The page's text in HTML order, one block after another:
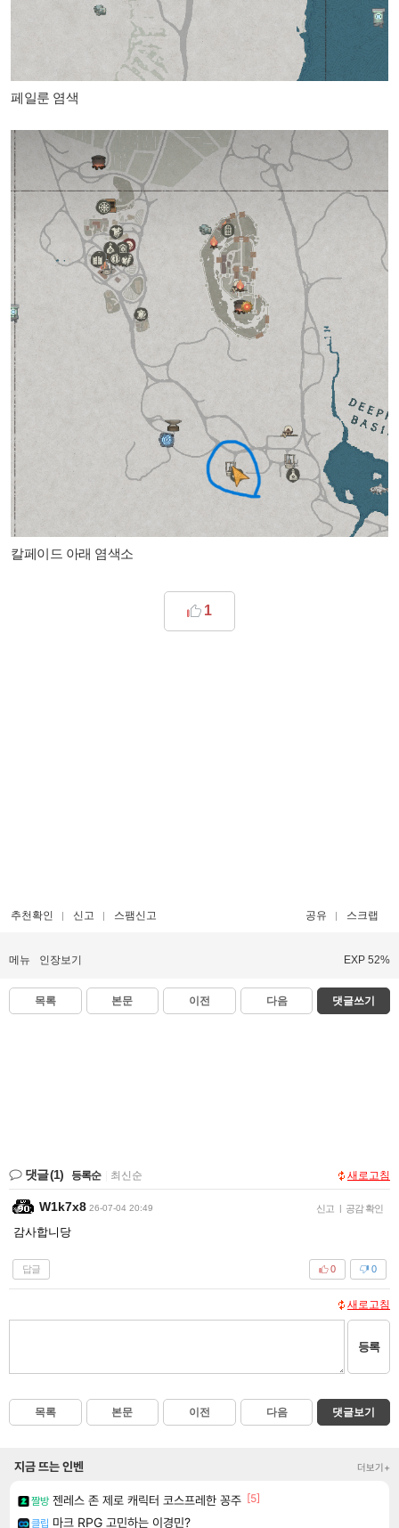
페일룬 염색
칼페이드 아래 염색소
1
추천확인 신고 스팸신고 공유 스크랩
메뉴 인장보기 EXP 52%
목록 본문 이전 다음 댓글쓰기
댓글(1) 등록순 최신순 새로고침
W1k7x8 26-07-04 20:49 신고 | 공감 확인
감사합니당
답글 0
0
새로고침
등록
목록 본문 이전 다음 댓글보기
지금 뜨는 인벤 더보기+
짤방 젠레스 존 제로 캐릭터 코스프레한 꽁주 [5]
클립 마크 RPG 고민하는 이경민?